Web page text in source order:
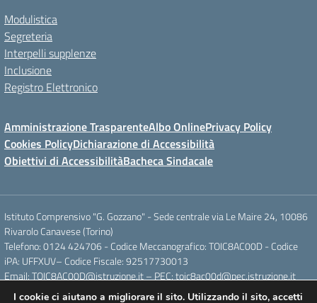
Modulistica
Segreteria
Interpelli supplenze
Inclusione
Registro Elettronico
Amministrazione TrasparenteAlbo OnlinePrivacy Policy
Cookies PolicyDichiarazione di Accessibilità
Obiettivi di AccessibilitàBacheca Sindacale
Istituto Comprensivo "G. Gozzano" - Sede centrale via Le Maire 24, 10086
Rivarolo Canavese (Torino)
Telefono: 0124 424706 - Codice Meccanografico: TOIC8AC00D - Codice
iPA: UFFXUV– Codice Fiscale: 92517730013
Email: TOIC8AC00D@istruzione.it – PEC: toic8ac00d@pec.istruzione.it
I cookie ci aiutano a migliorare il sito. Utilizzando il sito, accetti